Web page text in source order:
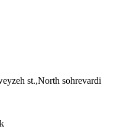
st.,North sohrevardi